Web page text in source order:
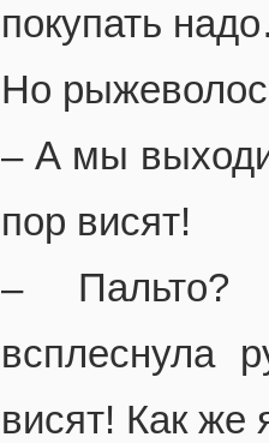
покупать
Но
– А мы
пор висят!
– Пальто?
всплеснула
висят! Как же